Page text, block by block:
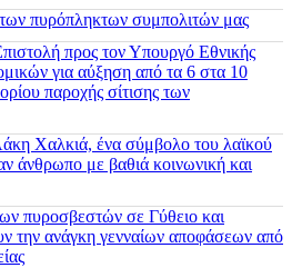
πυρόπληκτων συμπολιτών μας
προς τον Υπουργό Εθνικής
για αύξηση από τα 6 στα 10
παροχής σίτισης των
Χαλκιά, ένα σύμβολο του λαϊκού
άνθρωπο με βαθιά κοινωνική και
πυροσβεστών σε Γύθειο και
την ανάγκη γενναίων αποφάσεων από